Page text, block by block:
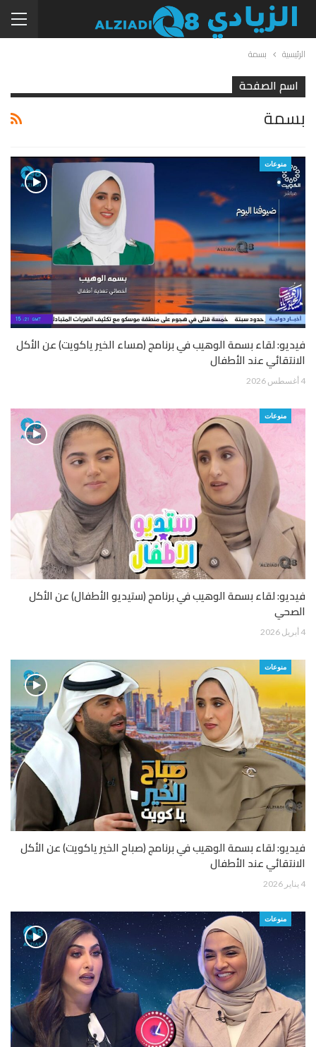
الرئيسية بسمة
اسم الصفحة
بسمة
منوعات
فيديو: لقاء بسمة الوهيب في برنامج (مساء الخير ياكويت) عن الأكل
الانتقائي عند الأطفال
4 أغسطس 2026
منوعات
فيديو: لقاء بسمة الوهيب في برنامج (ستيديو الأطفال) عن الأكل
الصحي
4 أبريل 2026
منوعات
فيديو: لقاء بسمة الوهيب في برنامج (صباح الخير ياكويت) عن الأكل
الانتقائي عند الأطفال
4 يناير 2026
منوعات